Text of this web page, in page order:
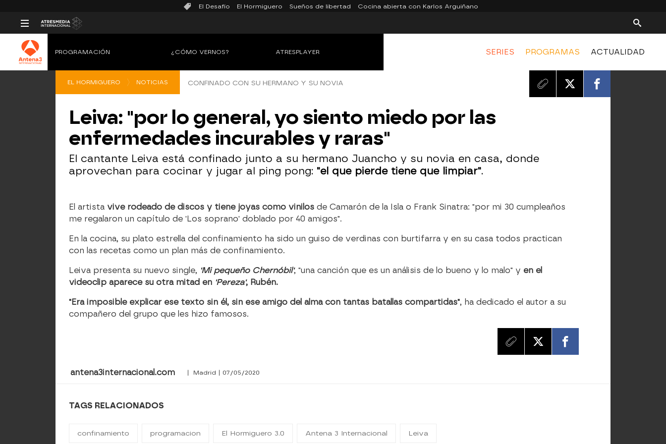
El Desafío El Hormiguero Sueños de libertad Cocina abierta con Karlos Arguiñano
SERIES PROGRAMAS ACTUALIDAD
PROGRAMACIÓN ¿CÓMO VERNOS? ATRESPLAYER
EL HORMIGUERO NOTICIAS CONFINADO CON SU HERMANO Y SU NOVIA
Leiva: "por lo general, yo siento miedo por las
enfermedades incurables y raras"
El cantante Leiva está confinado junto a su hermano Juancho y su novia en casa, donde
aprovechan para cocinar y jugar al ping pong: "el que pierde tiene que limpiar".
El artista vive rodeado de discos y tiene joyas como vinilos de Camarón de la Isla o Frank Sinatra: "por mi 30 cumpleaños
me regalaron un capítulo de 'Los soprano' doblado por 40 amigos".
En la cocina, su plato estrella del confinamiento ha sido un guiso de verdinas con burtifarra y en su casa todos practican
con las recetas como un plan más de confinamiento.
Leiva presenta su nuevo single, 'Mi pequeño Chernóbil', "una canción que es un análisis de lo bueno y lo malo" y en el
videoclip aparece su otra mitad en 'Pereza', Rubén.
"Era imposible explicar ese texto sin él, sin ese amigo del alma con tantas batallas compartidas", ha dedicado el autor a su
compañero del grupo que les hizo famosos.
antena3internacional.com | Madrid | 07/05/2020
TAGS RELACIONADOS
confinamiento programacion El Hormiguero 3.0 Antena 3 Internacional Leiva